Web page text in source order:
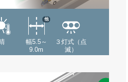
幅5.5～
9.0m
他
３灯式（点
滅）